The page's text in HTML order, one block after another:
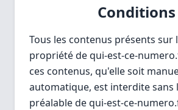
Conditions
Tous les contenus présents sur
propriété de qui-est-ce-
ces contenus, qu'elle soit
automatique, est interdite sans
préalable de qui-est-ce-